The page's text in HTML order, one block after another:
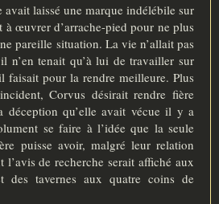
avait laissé une marque indélébile sur
à œuvrer d’arrache-pied pour ne plus
pareille situation. La vie n’allait pas
n’en tenait qu’à lui de travailler sur
faisait pour la rendre meilleure. Plus
Corvus désirait rendre fière
déception qu’elle avait vécue il y a
se faire à l’idée que la seule
puisse avoir, malgré leur relation
de recherche serait affiché aux
des tavernes aux quatre coins de